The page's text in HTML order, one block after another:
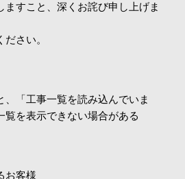
マイページ
ますこと、深くお詫び申し上げま
さい。
、「工事一覧を読み込んでいま
覧を表示できない場合がある
お客様